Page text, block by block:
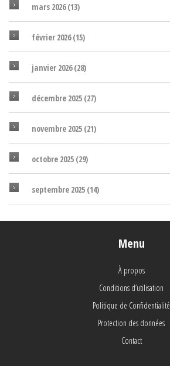
mars 2026(13)
février 2026(15)
janvier 2026(28)
décembre 2025 (27)
novembre 2025 (21)
octobre 2025 (29)
septembre 2025 (14)
Menu
À propos
Conditions d’utilisation
Politique de Confidentialité
Protection des données
Contact